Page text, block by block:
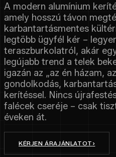
A modern alumínium
amely hosszú távon
karbantartásmentes
legtöbb ügyfél kér –
teraszburkolatról, akár
legújabb trend a telek
igazán az „az én házam,
gondolkodás,
kerítéssel. Nincs
falécek cseréje – csak
éveken át.
KÉRJEN ÁRAJÁNLATOT ›